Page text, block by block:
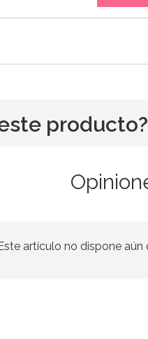
producto?
artículo no dispone aún